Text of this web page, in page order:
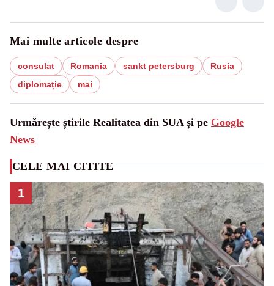
Mai multe articole despre
consulat Romania sankt petersburg
Rusia
diplomație
mai
Urmărește știrile Realitatea din SUA și pe Google
News
CELE MAI CITITE
1